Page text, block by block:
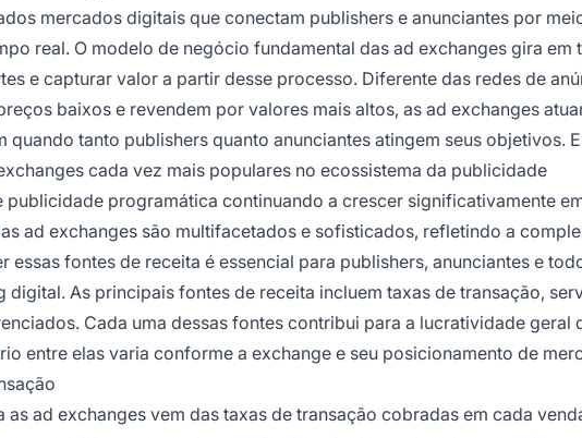
mercados digitais que conectam publishers e anunciantes por
real. O modelo de negócio fundamental das ad exchanges gira em
e capturar valor a partir desse processo. Diferente das redes de
baixos e revendem por valores mais altos, as ad exchanges
quando tanto publishers quanto anunciantes atingem seus objetivos.
cada vez mais populares no ecossistema da publicidade
programática continuando a crescer significativamente
ad exchanges são multifacetados e sofisticados, refletindo a
essas fontes de receita é essencial para publishers, anunciantes e
As principais fontes de receita incluem taxas de transação,
Cada uma dessas fontes contribui para a lucratividade geral
entre elas varia conforme a exchange e seu posicionamento de
ad exchanges vem das taxas de transação cobradas em cada